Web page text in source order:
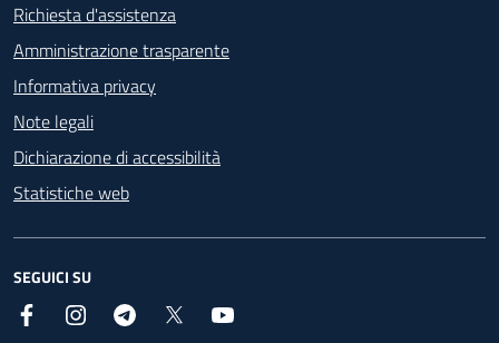
Richiesta d'assistenza
Amministrazione trasparente
Informativa privacy
Note legali
Dichiarazione di accessibilità
Statistiche web
SEGUICI SU
Facebook InstagramTelegram